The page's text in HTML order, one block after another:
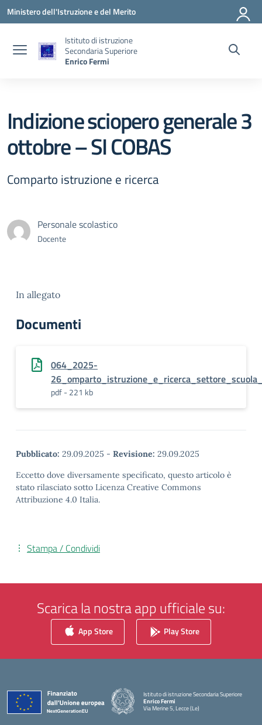
Vai ai contenuti
Vai al menu di navigazione
Vai al footer
Ministero dell'Istruzione e del Merito
Istituto di istruzione
Secondaria Superiore
Enrico Fermi
Indizione sciopero generale 3
ottobre – SI COBAS
Comparto istruzione e ricerca
Personale scolastico
Docente
In allegato
Documenti
064_2025-
pdf - 221 kb
Pubblicato: 29.09.2025 - Revisione: 29.09.2025
Eccetto dove diversamente specificato, questo articolo è
stato rilasciato sotto Licenza Creative Commons
Attribuzione 4.0 Italia.
Stampa / Condividi
Scarica la nostra app ufficiale su:
App Store Play Store
Istituto di istruzione Secondaria Superiore
Enrico Fermi
Via Merine 5, Lecce (Le)